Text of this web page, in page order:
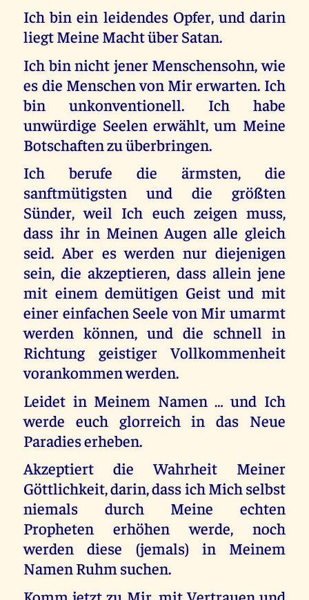
Ich bin ein leidendes Opfer, und darin
liegt Meine Macht über Satan.
Ich bin nicht jener Menschensohn, wie
es die Menschen von Mir erwarten. Ich
bin unkonventionell. Ich habe
unwürdige Seelen erwählt, um Meine
Botschaften zu überbringen.
Ich berufe die ärmsten, die
sanftmütigsten und die größten
Sünder, weil Ich euch zeigen muss,
dass ihr in Meinen Augen alle gleich
seid. Aber es werden nur diejenigen
sein, die akzeptieren, dass allein jene
mit einem demütigen Geist und mit
einer einfachen Seele von Mir umarmt
werden können, und die schnell in
Richtung geistiger Vollkommenheit
vorankommen werden.
Leidet in Meinem Namen … und Ich
werde euch glorreich in das Neue
Paradies erheben.
Akzeptiert die Wahrheit Meiner
Göttlichkeit, darin, dass ich Mich selbst
niemals durch Meine echten
Propheten erhöhen werde, noch
werden diese (jemals) in Meinem
Namen Ruhm suchen.
Komm jetzt zu Mir, mit Vertrauen und